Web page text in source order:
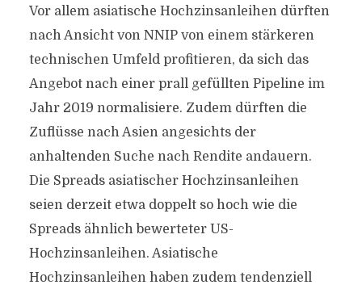
Vor allem asiatische Hochzinsanleihen dürften
nach Ansicht von NNIP von einem stärkeren
technischen Umfeld profitieren, da sich das
Angebot nach einer prall gefüllten Pipeline im
Jahr 2019 normalisiere. Zudem dürften die
Zuflüsse nach Asien angesichts der
anhaltenden Suche nach Rendite andauern.
Die Spreads asiatischer Hochzinsanleihen
seien derzeit etwa doppelt so hoch wie die
Spreads ähnlich bewerteter US-
Hochzinsanleihen. Asiatische
Hochzinsanleihen haben zudem tendenziell